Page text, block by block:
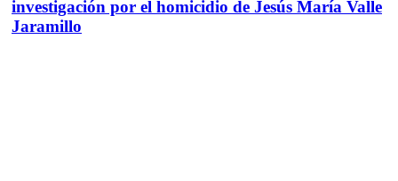
investigación por el homicidio de Jesús María Valle
Jaramillo